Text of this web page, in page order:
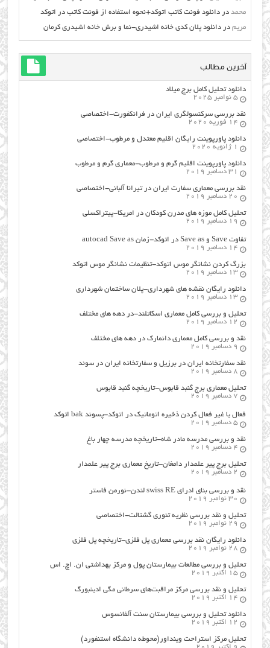
محمد دردانلود فونت کاتب اتوکد+نحوه استفاده از فونت کاتب در اتوکد
مریم دردانلود پلان کدی خانه اشیدری-نما و برش خانه اشیدری کرمان
آخرین مطالب
دانلود تحلیل کامل برج میلاد
5 نوامبر 2025
نقد بررسی سرکنسولگری ایران در فرانکفورت-اختصاصی
14 فوریه 2020
دانلود پاورپوینت رایگان اقلیم معتدل و مرطوب-اختصاصی
1 ژانویه 2020
دانلود پاورپوینت اقلیم گرم و مرطوب-معماری گرم و مرطوب
31 دسامبر 2019
نقد بررسی معماری سفارت ایران در تیرانا آلبانی-اختصاصی
20 دسامبر 2019
تحلیل کامل موزه های مدرن کودکان در امریکا-پیتراکسلی
19 دسامبر 2019
تفاوت Save و Save as در اتوکد-زمان autocad Save as
14 دسامبر 2019
بزرگ کردن نشانگر موس اتوکد-تنظیمات نشانگر موس اتوکد
13 دسامبر 2019
دانلود رایگان نقشه های شهرداری-پلان ساختمان شهرداری
13 دسامبر 2019
تحلیل و بررسی کامل معماری اسکاتلند-در دهه های مختلف
12 دسامبر 2019
نقد و بررسی کامل معماری دانمارک در دهه های مختلف
9 دسامبر 2019
نقد سفارتخانه ایران در برزیل و سفارتخانه ایران در سوئد
8 دسامبر 2019
تحلیل معماری برج گنبد قابوس-تاریخچه گنبد قابوس
7 دسامبر 2019
فعال یا غیر فعال کردن ذخیره اتوماتیک در اتوکد-پسوند bak اتوکد
5 دسامبر 2019
نقد و بررسی مدرسه مادر شاه-تاریخچه مدرسه چهار باغ
4 دسامبر 2019
تحلیل برج پیر علمدار دامغان-تاریخ معماری برج پیر علمدار
2 دسامبر 2019
نقد و بررسی بنای ادرای swiss RE لندن-نورمن فاستر
30 نوامبر 2019
تحلیل و نقد بررسی نظریه تئوری گشتالت-اختصاصی
29 نوامبر 2019
دانلود رایگان نقد بررسی معماری پل فلزی-تاریخچه پل فلزی
28 نوامبر 2019
تحلیل و بررسی مطالعات بیمارستان پول و مرکز بهداشتی ان. اچ. اس
15 اکتبر 2019
تحلیل و نقد بررسی مرکز مراقبت‌های سرطانی مگی ادینبورگ
14 اکتبر 2019
دانلود تحلیل و بررسی بیمارستان سنت آلفانسوس
12 اکتبر 2019
تحلیل مرکز استراحت وینداور(محوطه دانشگاه استنفورد)